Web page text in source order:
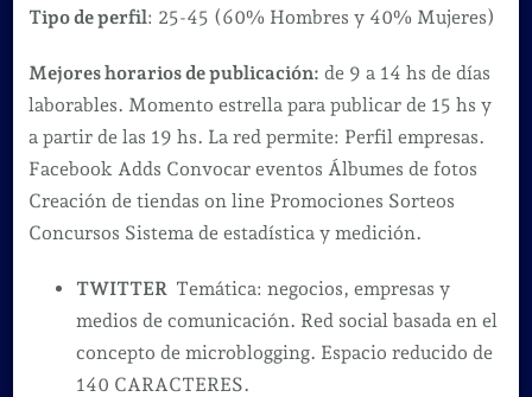
Tipo de perfil: 25-45 (60% Hombres y 40% Mujeres)
Mejores horarios de publicación: de 9 a 14 hs de días
laborables. Momento estrella para publicar de 15 hs y
a partir de las 19 hs. La red permite: Perfil empresas.
Facebook Adds Convocar eventos Álbumes de fotos
Creación de tiendas on line Promociones Sorteos
Concursos Sistema de estadística y medición.
TWITTER Temática: negocios, empresas y
medios de comunicación. Red social basada en el
concepto de microblogging. Espacio reducido de
140 CARACTERES.